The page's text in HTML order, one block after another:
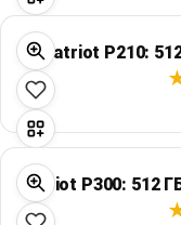
Patriot P210:
Patriot P300: 512